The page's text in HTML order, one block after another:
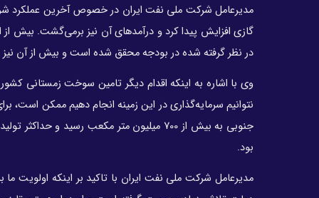
گازی افزایش پیدا کرد و درآمدهای آن نیز برمی‌گشت. بیش
در نظر گرفته شده در بودجه محقق شده است و بیش از آن
وی با اشاره به اینکه اقدام دیگر تامین سوخت زمستانی
نتوانیم سرمایه‌گذاری در این زمینه انجام دهیم ممکن است،
جنوبی به بیش از 700 میلیون متر مکعب رسید
بود.
مدیرعامل شرکت ملی نفت ایران با تاکید بر اینکه اولویت